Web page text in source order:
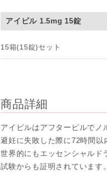
アイピル 1.5mg 15錠
15箱(15錠)セット
商品詳細
アイピルはアフターピルでノ
避妊に失敗した際に72時間以
世界的にもエッセンシャルド
試験からも証明されています。